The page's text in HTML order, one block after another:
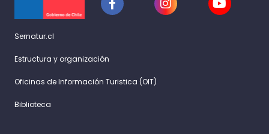
Sernatur.cl
Estructura y organización
Oficinas de Información Turistica (OIT)
Biblioteca